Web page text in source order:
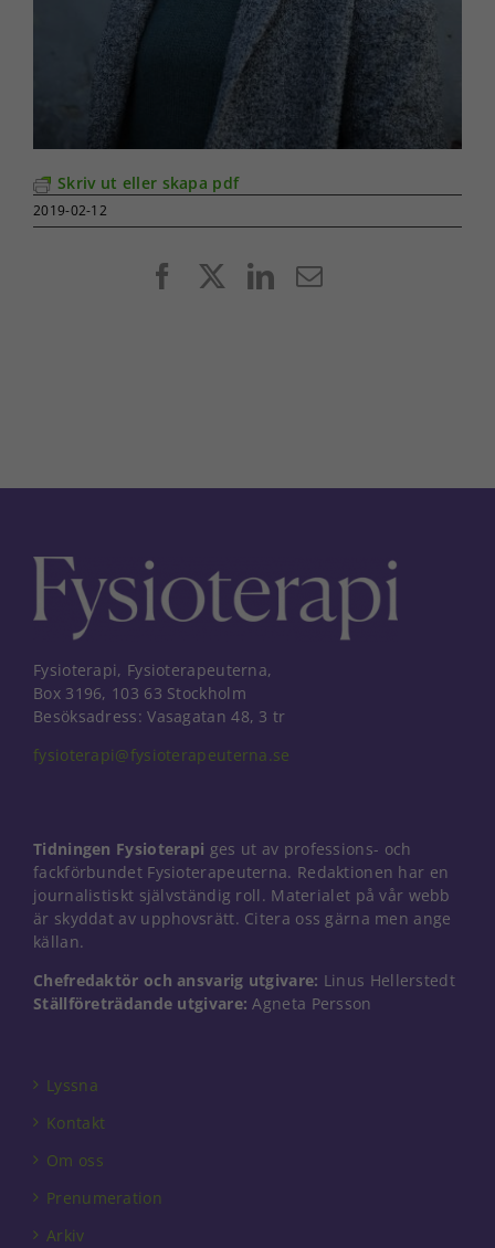
Skriv ut eller skapa pdf
2019-02-12
FacebookLinkedIn
E-
Fysioterapi, Fysioterapeuterna,
Box 3196, 103 63 Stockholm
Besöksadress: Vasagatan 48, 3 tr
fysioterapi@fysioterapeuterna.se
Tidningen Fysioterapi ges ut av professions- och
fackförbundet Fysioterapeuterna. Redaktionen har en
journalistiskt självständig roll. Materialet på vår webb
är skyddat av upphovsrätt. Citera oss gärna men ange
källan.
Chefredaktör och ansvarig utgivare: Linus Hellerstedt
Ställföreträdande utgivare: Agneta Persson
Lyssna
Kontakt
Om oss
Prenumeration
Arkiv
Dessa kakor
går inte att
välja bort. De
behövs för
att hemsidan
taget ska
fungera.